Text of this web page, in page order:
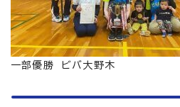
一部優勝 ビバ大野木